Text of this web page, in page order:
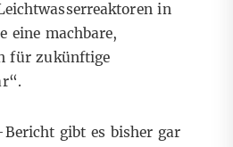
in
eine machbare,
für zukünftige
gibt es bisher gar